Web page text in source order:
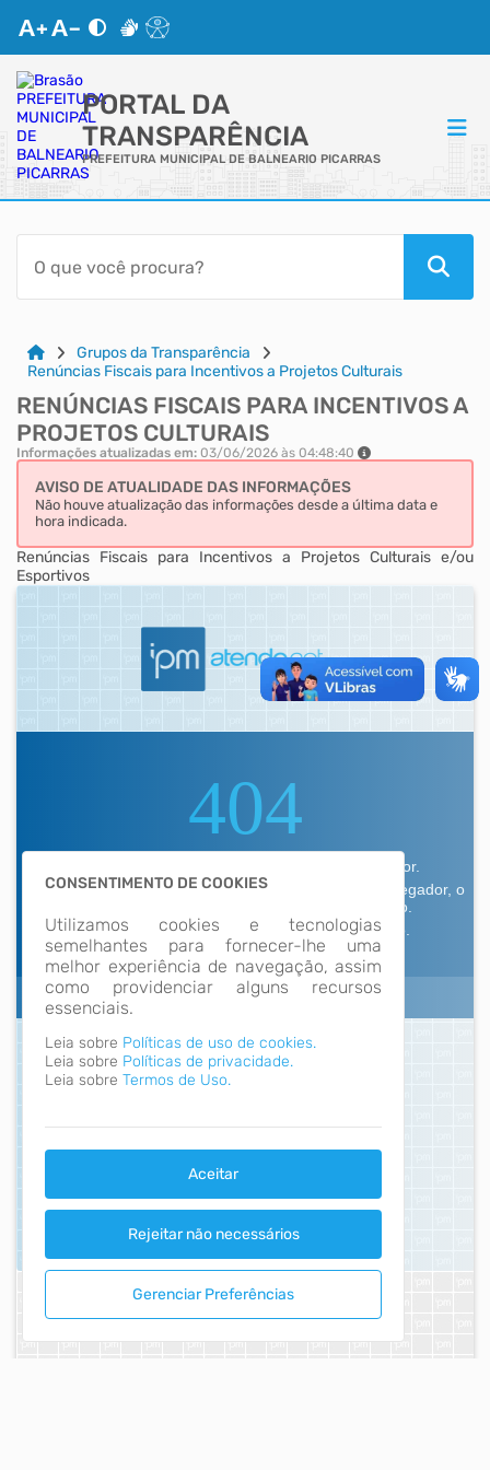
PORTAL DA
TRANSPARÊNCIA
PREFEITURA MUNICIPAL DE BALNEARIO PICARRAS
ACESSO RÁPIDO
Acessibilidade
Cidadão
Autoatendimento
Mapa do Site
Grupos da Transparência
Renúncias Fiscais para Incentivos a Projetos Culturais
RENÚNCIAS FISCAIS PARA INCENTIVOS A
PROJETOS CULTURAIS
Informações atualizadas em: 03/06/2026 às 04:48:40
AVISO DE ATUALIDADE DAS INFORMAÇÕES
Não houve atualização das informações desde a última data e
hora indicada.
Renúncias Fiscais para Incentivos a Projetos Culturais e/ou
Esportivos
CONSENTIMENTO DE COOKIES
Utilizamos cookies e tecnologias
semelhantes para fornecer-lhe uma
melhor experiência de navegação, assim
como providenciar alguns recursos
essenciais.
Leia sobre Políticas de uso de cookies.
Leia sobre Políticas de privacidade.
Leia sobre Termos de Uso.
Aceitar
Rejeitar não necessários
Gerenciar Preferências